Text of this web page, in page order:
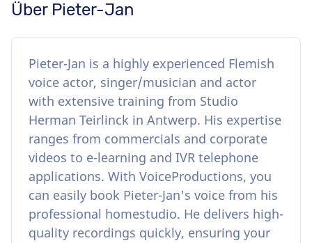
Über Pieter-Jan
Pieter-Jan is a highly experienced Flemish
voice actor, singer/musician and actor
with extensive training from Studio
Herman Teirlinck in Antwerp. His expertise
ranges from commercials and corporate
videos to e-learning and IVR telephone
applications. With VoiceProductions, you
can easily book Pieter-Jan's voice from his
professional homestudio. He delivers high-
quality recordings quickly, ensuring your